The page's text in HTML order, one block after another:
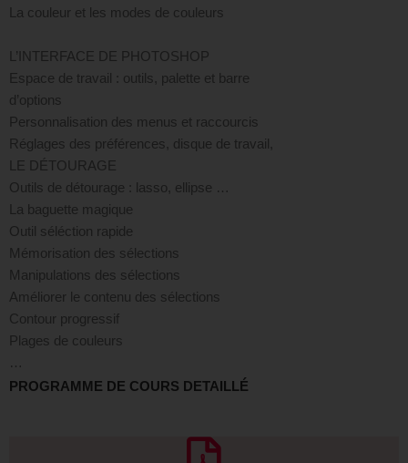
La couleur et les modes de couleurs
L’INTERFACE DE PHOTOSHOP
Espace de travail : outils, palette et barre
d’options
Personnalisation des menus et raccourcis
Réglages des préférences, disque de travail,
LE DÉTOURAGE
Outils de détourage : lasso, ellipse …
La baguette magique
Outil séléction rapide
Mémorisation des sélections
Manipulations des sélections
Améliorer le contenu des sélections
Contour progressif
Plages de couleurs
…
PROGRAMME DE COURS DETAILLÉ